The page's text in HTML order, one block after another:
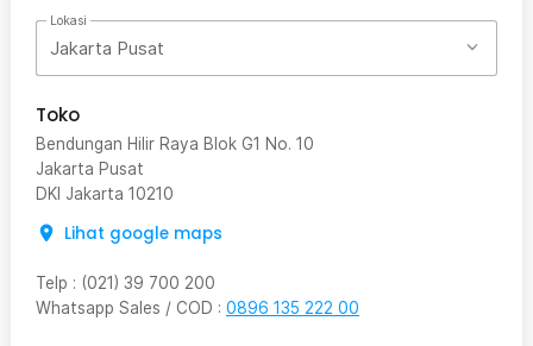
Lokasi
Jakarta Pusat
Toko
Bendungan Hilir Raya Blok G1 No. 10
Jakarta Pusat
DKI Jakarta 10210
Lihat google maps
Telp : (021) 39 700 200
Whatsapp Sales / COD : 0896 135 222 00